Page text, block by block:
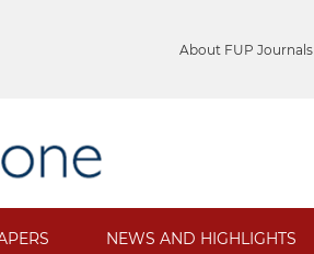
About FUP Journals
NEWS AND HIGHLIGHTS